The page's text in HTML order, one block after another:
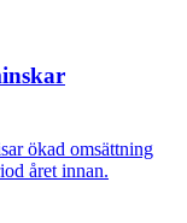
ökad omsättning
året innan.